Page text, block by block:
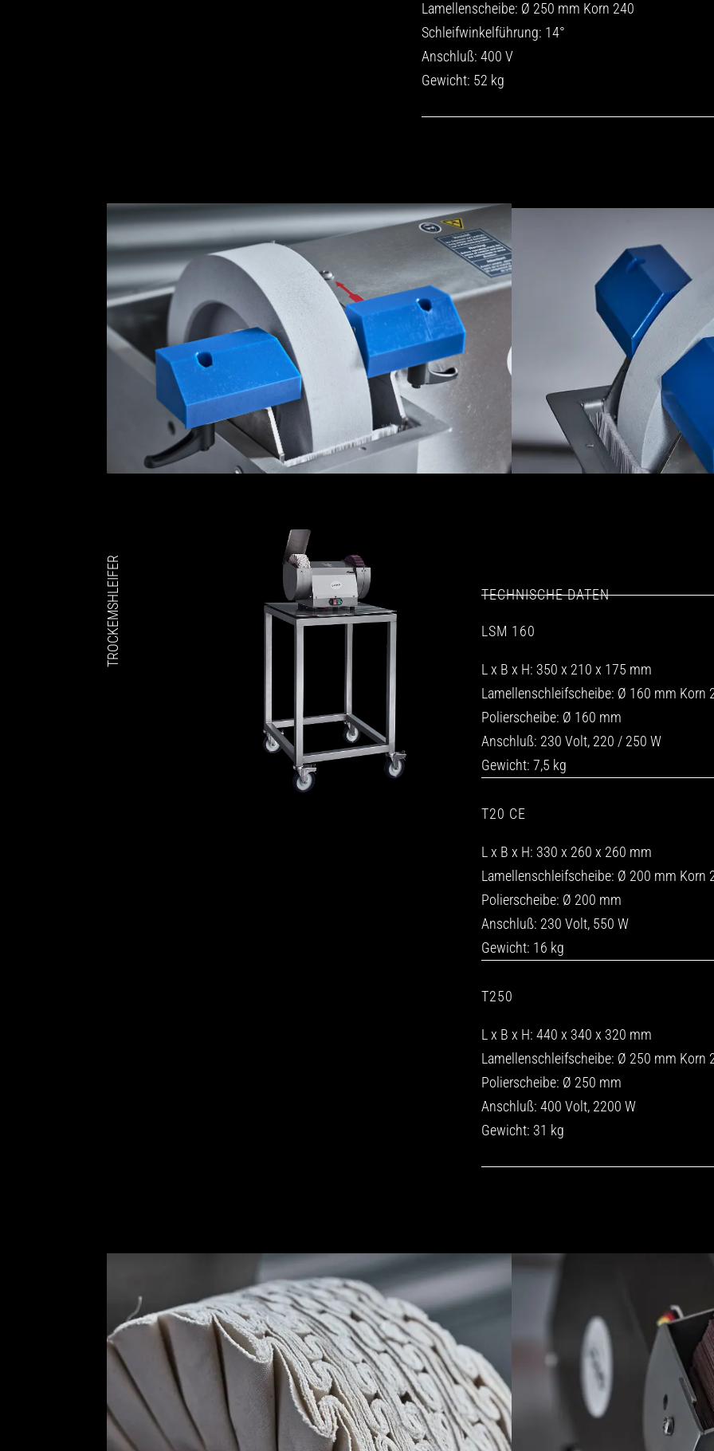
Lamellenscheibe: Ø 250 mm Korn 240
Schleifwinkelführung: 14°
Anschluß: 400 V
Gewicht: 52 kg
TROCKEMSHLEIFER TECHNISCHE DATEN
LSM 160
L x B x H: 350 x 210 x 175 mm
Lamellenschleifscheibe: Ø 160 mm Korn
Polierscheibe: Ø 160 mm
Anschluß: 230 Volt, 220 / 250 W
Gewicht: 7,5 kg
T20 CE
L x B x H: 330 x 260 x 260 mm
Lamellenschleifscheibe: Ø 200 mm Korn
Polierscheibe: Ø 200 mm
Anschluß: 230 Volt, 550 W
Gewicht: 16 kg
T250
L x B x H: 440 x 340 x 320 mm
Lamellenschleifscheibe: Ø 250 mm Korn
Polierscheibe: Ø 250 mm
Anschluß: 400 Volt, 2200 W
Gewicht: 31 kg